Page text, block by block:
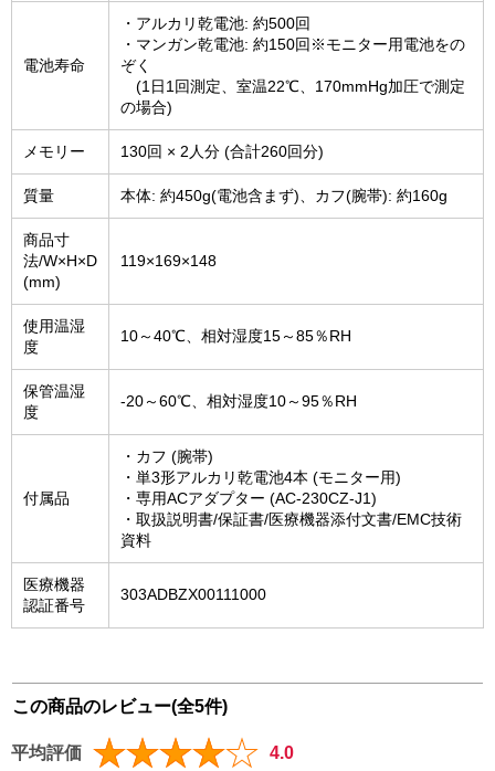
電池寿命
・アルカリ乾電池: 約500回
・マンガン乾電池: 約150回※モニター用電池をの
ぞく
(1日1回測定、室温22℃、170mmHg加圧で測定
の場合)
メモリー 130回 × 2人分 (合計260回分)
質量 本体: 約450g(電池含まず)、カフ(腕帯): 約160g
商品寸
法/W×H×D
(mm)
119×169×148
使用温湿
度
10～40℃、相対湿度15～85％RH
保管温湿
度
-20～60℃、相対湿度10～95％RH
付属品
・カフ (腕帯)
・単3形アルカリ乾電池4本 (モニター用)
・専用ACアダプター (AC-230CZ-J1)
・取扱説明書/保証書/医療機器添付文書/EMC技術
資料
医療機器
認証番号
303ADBZX00111000
この商品のレビュー(全5件)
平均評価 4.0